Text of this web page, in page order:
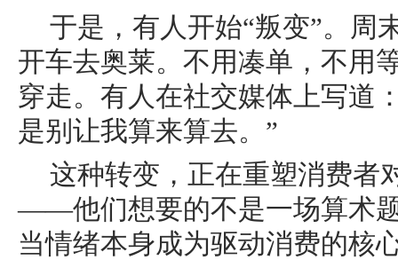
于是，有人开始“叛变”。周
开车去奥莱。不用凑单，不用
穿走。有人在社交媒体上写道
是别让我算来算去。”
这种转变，正在重塑消费者
——他们想要的不是一场算术
当情绪本身成为驱动消费的核